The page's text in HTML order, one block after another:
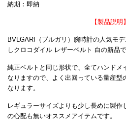
納期：即納
【製品説明】
BVLGARI（ブルガリ）腕時計の人気モ
しクロコダイル レザーベルト 白の新品で
純正ベルトと同じ形状で、全てハンドメ
なりますので、よく出回っている量産型
なります。
レギュラーサイズよりも少し長めに製
の心配も無いオススメアイテムです。